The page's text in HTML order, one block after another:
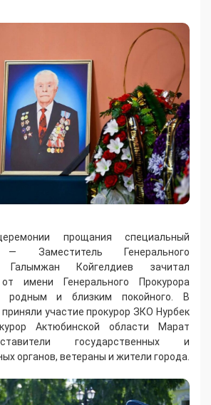
прощания специальный
— Заместитель Генерального
Койгелдиев зачитал
от имени Генерального Прокурора
родным и близким покойного. В
участие прокурор ЗКО Нурбек
Актюбинской области Марат
государственных и
органов, ветераны и жители города.